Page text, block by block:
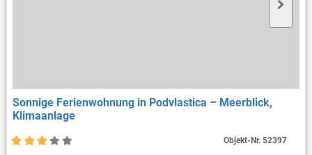
Sonnige Ferienwohnung in Podvlastica – Meerblick,
Klimaanlage
Objekt-Nr.52397